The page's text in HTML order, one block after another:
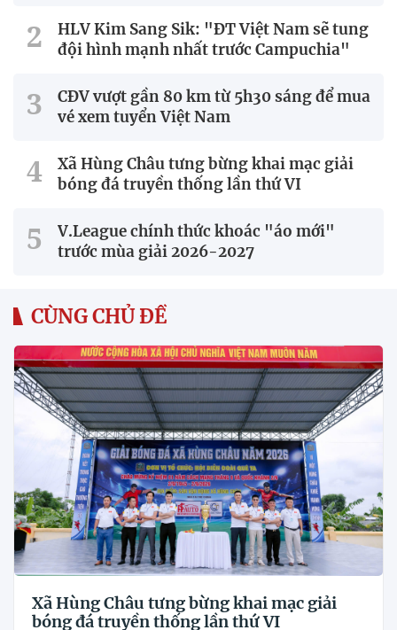
HLV Kim Sang Sik: "ĐT Việt Nam sẽ tung
đội hình mạnh nhất trước Campuchia"
CĐV vượt gần 80 km từ 5h30 sáng để mua
vé xem tuyển Việt Nam
Xã Hùng Châu tưng bừng khai mạc giải
bóng đá truyền thống lần thứ VI
V.League chính thức khoác "áo mới"
trước mùa giải 2026-2027
CÙNG CHỦ ĐỀ
Xã Hùng Châu tưng bừng khai mạc giải
bóng đá truyền thống lần thứ VI